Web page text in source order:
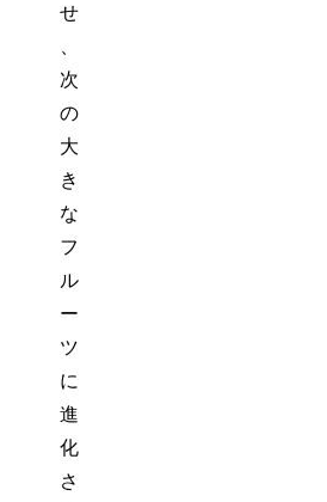
せ
次
の
大
き
な
フ
ル
ー
ツ
に
進
化
さ